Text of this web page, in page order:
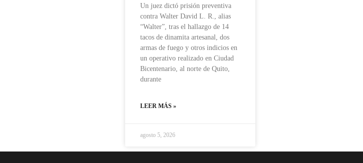
Un juez dictó prisión preventiva
contra Walter David L. R., alias
“Walter”, tras el hallazgo de 14
tacos de dinamita artesanal, dos
armas de fuego y otros indicios en
un operativo realizado en Ciudad
Bicentenario, al norte de Quito,
durante
LEER MÁS »
agosto 5, 2026